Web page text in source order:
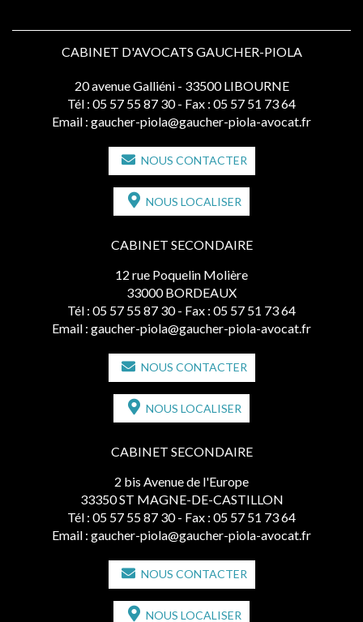
CABINET D'AVOCATS GAUCHER-PIOLA
20 avenue Galliéni - 33500 LIBOURNE
Tél : 05 57 55 87 30 - Fax : 05 57 51 73 64
Email : gaucher-piola@gaucher-piola-avocat.fr
NOUS CONTACTER
NOUS LOCALISER
CABINET SECONDAIRE
12 rue Poquelin Molière
33000 BORDEAUX
Tél : 05 57 55 87 30 - Fax : 05 57 51 73 64
Email : gaucher-piola@gaucher-piola-avocat.fr
NOUS CONTACTER
NOUS LOCALISER
CABINET SECONDAIRE
2 bis Avenue de l'Europe
33350 ST MAGNE-DE-CASTILLON
Tél : 05 57 55 87 30 - Fax : 05 57 51 73 64
Email : gaucher-piola@gaucher-piola-avocat.fr
NOUS CONTACTER
NOUS LOCALISER